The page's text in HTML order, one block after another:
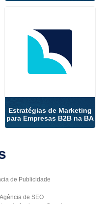
Estratégias de Marketing
para Empresas B2B na BA
de Publicidade
Agência de SEO